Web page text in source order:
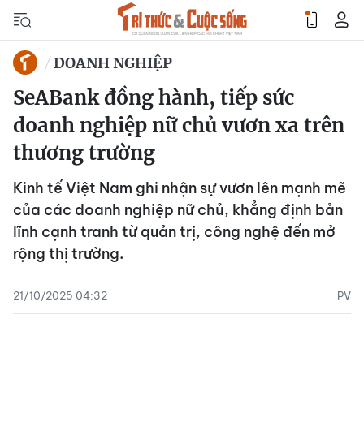
DOANH NGHIỆP
SeABank đồng hành, tiếp sức
doanh nghiệp nữ chủ vươn xa trên
thương trường
Kinh tế Việt Nam ghi nhận sự vươn lên mạnh mẽ
của các doanh nghiệp nữ chủ, khẳng định bản
lĩnh cạnh tranh từ quản trị, công nghệ đến mở
rộng thị trường.
21/10/2025 04:32 PV